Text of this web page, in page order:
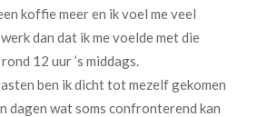
koffie meer en ik voel me veel
dan dat ik me voelde met die
12 uur ’s middags.
ben ik dicht tot mezelf gekomen
dagen wat soms confronterend kan